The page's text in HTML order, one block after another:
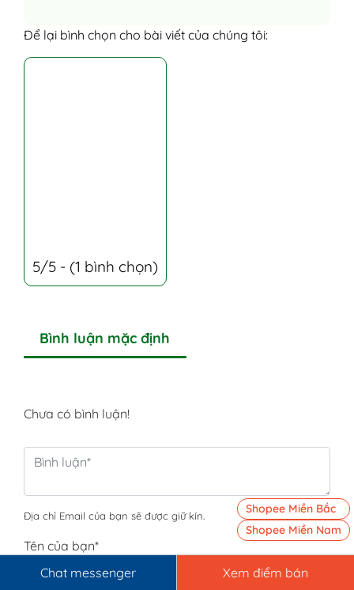
Để lại bình chọn cho bài viết của chúng tôi:
5/5 - (1 bình chọn)
Bình luận mặc định
Chưa có bình luận!
Địa chỉ Email của bạn sẽ được giữ kín.
Tên của bạn*
Chat messenger
Xem điểm bán
Shopee Miền Bắc
Shopee Miền Nam